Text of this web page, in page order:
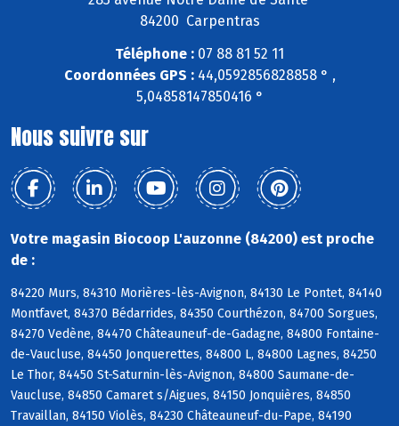
84200 Carpentras
Téléphone : 07 88 81 52 11
Coordonnées GPS :44,0592856828858 ° ,
5,04858147850416 °
Nous suivre sur
Votre magasin Biocoop L'auzonne (84200) est proche
de :
84220 Murs, 84310 Morières-lès-Avignon, 84130 Le Pontet, 84140
Montfavet, 84370 Bédarrides, 84350 Courthézon, 84700 Sorgues,
84270 Vedène, 84470 Châteauneuf-de-Gadagne, 84800 Fontaine-
de-Vaucluse, 84450 Jonquerettes, 84800 L, 84800 Lagnes, 84250
Le Thor, 84450 St-Saturnin-lès-Avignon, 84800 Saumane-de-
Vaucluse, 84850 Camaret s/Aigues, 84150 Jonquières, 84850
Travaillan, 84150 Violès, 84230 Châteauneuf-du-Pape, 84190